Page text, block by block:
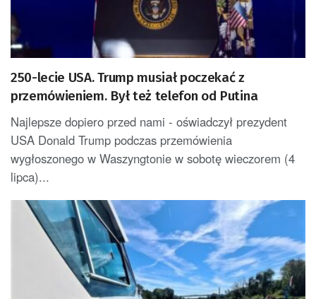
250-lecie USA. Trump musiał poczekać z
przemówieniem. Był też telefon od Putina
Najlepsze dopiero przed nami - oświadczył prezydent
USA Donald Trump podczas przemówienia
wygłoszonego w Waszyngtonie w sobotę wieczorem (4
lipca)...